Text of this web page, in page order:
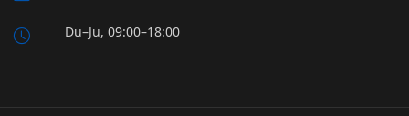
Du–Ju, 09:00–18:00